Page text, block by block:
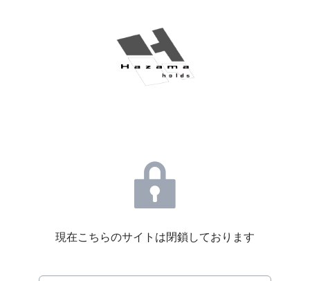
現在こちらのサイトは閉鎖しております